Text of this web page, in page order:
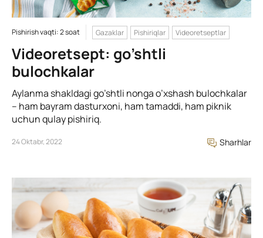
Pishirish vaqti: 2 soat Gazaklar Pishiriqlar Videoretseptlar
Videoretsept: go’shtli
bulochkalar
Aylanma shakldagi go’shtli nonga o’xshash bulochkalar
– ham bayram dasturxoni, ham tamaddi, ham piknik
uchun qulay pishiriq.
24 Oktabr, 2022 Sharhlar